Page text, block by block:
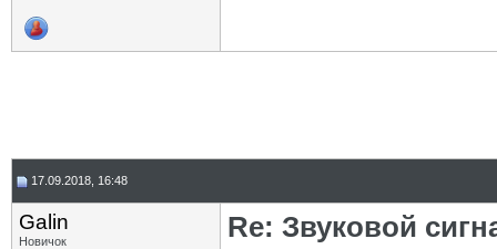
17.09.2018, 16:48
Galin
Новичок
Re: Звуковой